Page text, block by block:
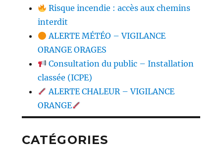
Risque incendie : accès aux chemins
interdit
ALERTE MÉTÉO – VIGILANCE
ORANGE ORAGES
Consultation du public – Installation
classée (ICPE)
ALERTE CHALEUR – VIGILANCE
ORANGE
CATÉGORIES